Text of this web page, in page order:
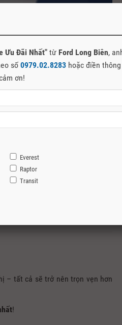
– tất cả sẽ trở nên trọn vẹn hơn
!
Ưu Đãi Nhất" từ Ford Long Biên,
số 0979.02.8283 hoặc điền thông
ơn!
Everest
Raptor
Transit